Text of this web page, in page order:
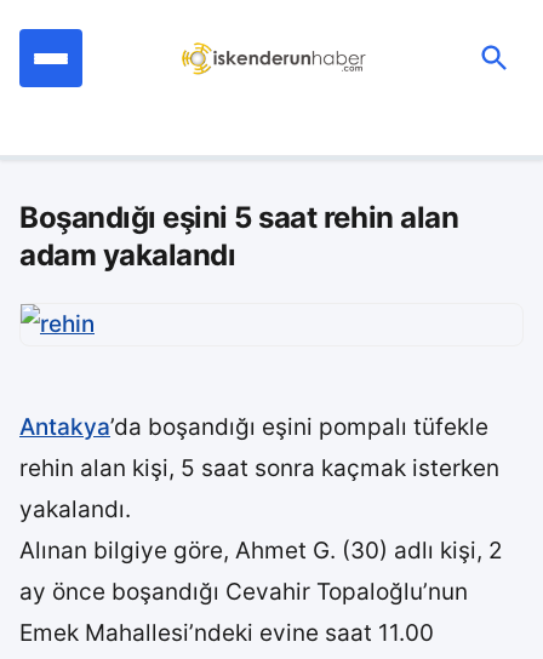
Boşandığı eşini 5 saat rehin alan
adam yakalandı
Antakya’da boşandığı eşini pompalı tüfekle
rehin alan kişi, 5 saat sonra kaçmak isterken
yakalandı.
Alınan bilgiye göre, Ahmet G. (30) adlı kişi, 2
ay önce boşandığı Cevahir Topaloğlu’nun
Emek Mahallesi’ndeki evine saat 11.00